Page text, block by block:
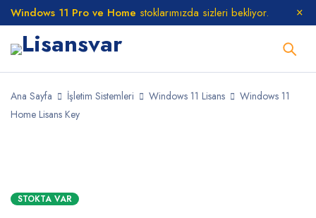
Windows 11 Pro ve Home stoklarımızda sizleri bekliyor.
Ana Sayfa İşletim Sistemleri Windows 11 Lisans
Windows 11
Home Lisans Key
STOKTA VAR